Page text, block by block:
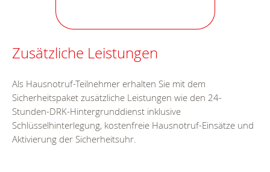
Zusätzliche Leistungen
Als Hausnotruf-Teilnehmer erhalten Sie mit dem
Sicherheitspaket zusätzliche Leistungen wie den 24-
Stunden-DRK-Hintergrunddienst inklusive
Schlüsselhinterlegung, kostenfreie Hausnotruf-Einsätze und
Aktivierung der Sicherheitsuhr.